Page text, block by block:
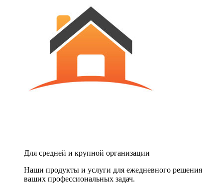
Для средней и крупной организации
Наши продукты и услуги для ежедневного решения
ваших профессиональных задач.